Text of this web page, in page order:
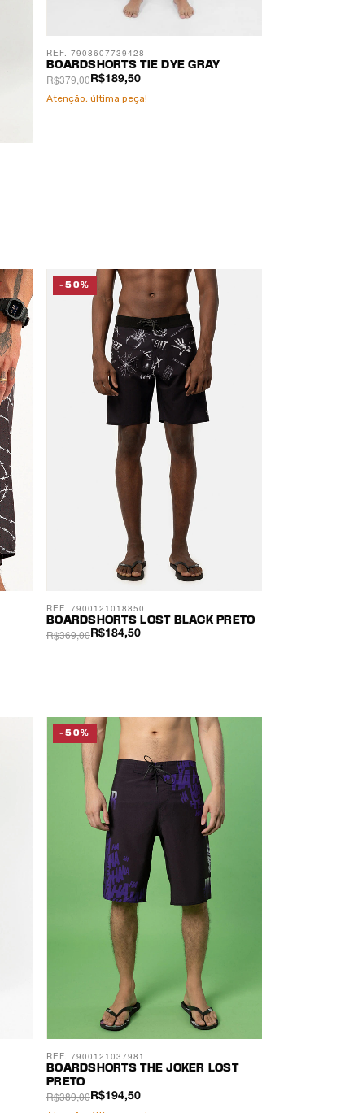
BOARDSHORTS TIE DYE GRAY
R$189,50
R$379,00
REF. 7908607739428
Atenção, última peça!
BOARDSHORTS LOST BLACK PRETO
R$184,50
R$369,00
REF. 7900121018850
-50%
BOARDSHORTS THE JOKER LOST
PRETO
R$194,50
R$389,00
REF. 7900121037981
-50%